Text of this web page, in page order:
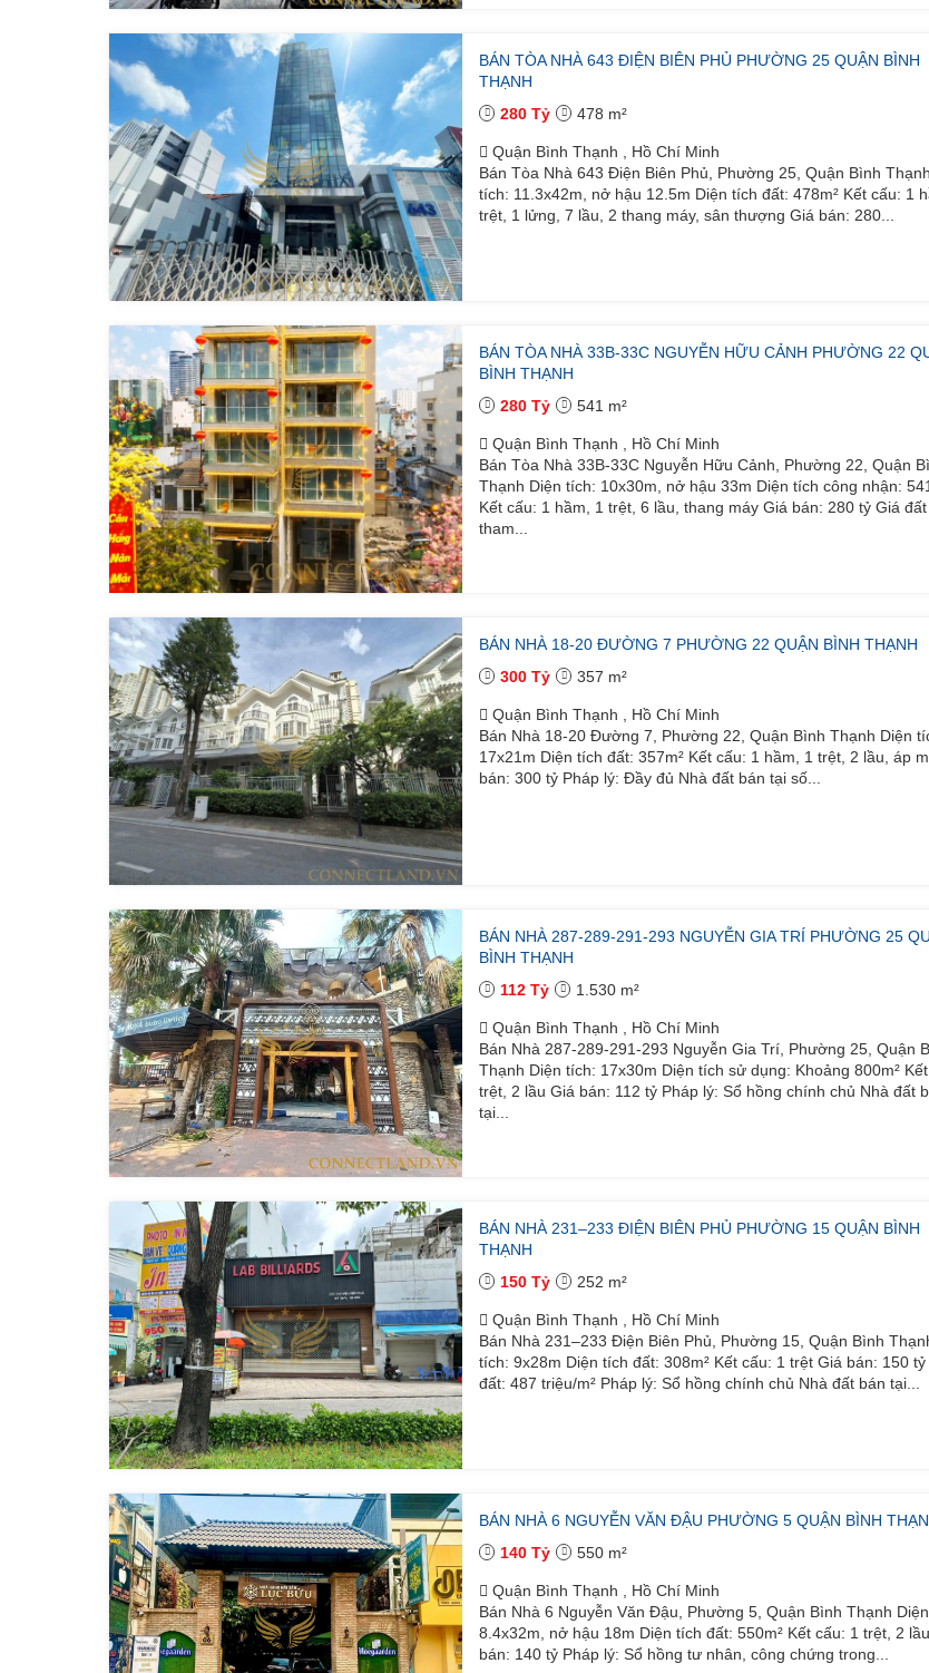
BÁN TÒA NHÀ 643 ĐIỆN BIÊN PHỦ PHƯỜNG 25 QUẬN BÌNH
THẠNH
280 Tỷ
478 m²
Quận Bình Thạnh , Hồ Chí Minh
Bán Tòa Nhà 643 Điện Biên Phủ, Phường 25, Quận Bình
tích: 11.3x42m, nở hậu 12.5m Diện tích đất: 478m² Kết cấu: 1
trệt, 1 lửng, 7 lầu, 2 thang máy, sân thượng Giá bán: 280...
BÁN TÒA NHÀ 33B-33C NGUYỄN HỮU CẢNH PHƯỜNG 22
BÌNH THẠNH
280 Tỷ
541 m²
Quận Bình Thạnh , Hồ Chí Minh
Bán Tòa Nhà 33B-33C Nguyễn Hữu Cảnh, Phường 22, Quận
Thạnh Diện tích: 10x30m, nở hậu 33m Diện tích công nhận:
Kết cấu: 1 hầm, 1 trệt, 6 lầu, thang máy Giá bán: 280 tỷ Giá đất
tham...
BÁN NHÀ 18-20 ĐƯỜNG 7 PHƯỜNG 22 QUẬN BÌNH THẠNH
300 Tỷ
357 m²
Quận Bình Thạnh , Hồ Chí Minh
Bán Nhà 18-20 Đường 7, Phường 22, Quận Bình Thạnh Diện
17x21m Diện tích đất: 357m² Kết cấu: 1 hầm, 1 trệt, 2 lầu, áp
bán: 300 tỷ Pháp lý: Đầy đủ Nhà đất bán tại số...
BÁN NHÀ 287-289-291-293 NGUYỄN GIA TRÍ PHƯỜNG 25
BÌNH THẠNH
112 Tỷ
1.530 m²
Quận Bình Thạnh , Hồ Chí Minh
Bán Nhà 287-289-291-293 Nguyễn Gia Trí, Phường 25, Quận
Thạnh Diện tích: 17x30m Diện tích sử dụng: Khoảng 800m² Kết
trệt, 2 lầu Giá bán: 112 tỷ Pháp lý: Sổ hồng chính chủ Nhà đất
tại...
BÁN NHÀ 231–233 ĐIỆN BIÊN PHỦ PHƯỜNG 15 QUẬN BÌNH
THẠNH
150 Tỷ
252 m²
Quận Bình Thạnh , Hồ Chí Minh
Bán Nhà 231–233 Điện Biên Phủ, Phường 15, Quận Bình
tích: 9x28m Diện tích đất: 308m² Kết cấu: 1 trệt Giá bán: 150 tỷ
đất: 487 triệu/m² Pháp lý: Sổ hồng chính chủ Nhà đất bán tại...
BÁN NHÀ 6 NGUYỄN VĂN ĐẬU PHƯỜNG 5 QUẬN BÌNH
140 Tỷ
550 m²
Quận Bình Thạnh , Hồ Chí Minh
Bán Nhà 6 Nguyễn Văn Đậu, Phường 5, Quận Bình Thạnh
8.4x32m, nở hậu 18m Diện tích đất: 550m² Kết cấu: 1 trệt, 2
bán: 140 tỷ Pháp lý: Sổ hồng tư nhân, công chứng trong...